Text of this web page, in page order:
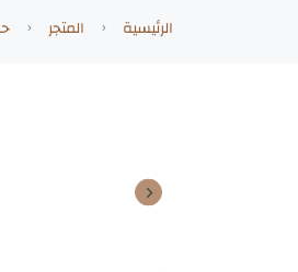
الرئيسية المتجر